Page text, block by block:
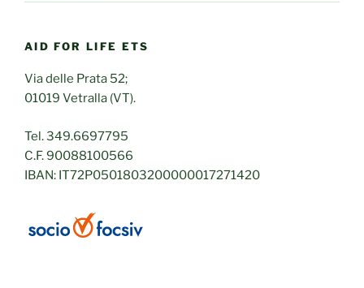
AID FOR LIFE ETS
Via delle Prata 52;
01019 Vetralla (VT).
Tel. 349.6697795
C.F. 90088100566
IBAN: IT72P0501803200000017271420